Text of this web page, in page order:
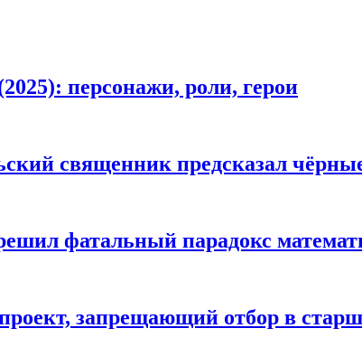
персонажи, роли, герои
священник предсказал
фатальный парадокс
запрещающий отбор в